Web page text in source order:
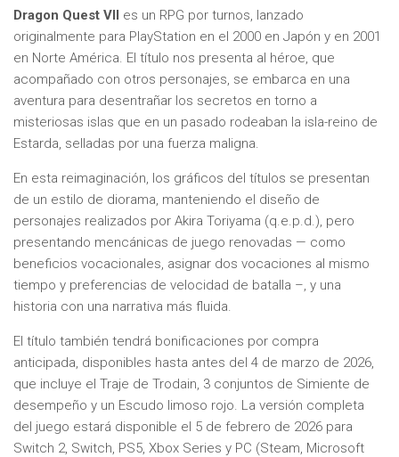
Dragon Quest VII es un RPG por turnos, lanzado
originalmente para PlayStation en el 2000 en Japón y en 2001
en Norte América. El título nos presenta al héroe, que
acompañado con otros personajes, se embarca en una
aventura para desentrañar los secretos en torno a
misteriosas islas que en un pasado rodeaban la isla-reino de
Estarda, selladas por una fuerza maligna.
En esta reimaginación, los gráficos del títulos se presentan
de un estilo de diorama, manteniendo el diseño de
personajes realizados por Akira Toriyama (q.e.p.d.), pero
presentando mencánicas de juego renovadas — como
beneficios vocacionales, asignar dos vocaciones al mismo
tiempo y preferencias de velocidad de batalla –, y una
historia con una narrativa más fluida.
El título también tendrá bonificaciones por compra
anticipada, disponibles hasta antes del 4 de marzo de 2026,
que incluye el Traje de Trodain, 3 conjuntos de Simiente de
desempeño y un Escudo limoso rojo. La versión completa
del juego estará disponible el 5 de febrero de 2026 para
Switch 2, Switch, PS5, Xbox Series y PC (Steam, Microsoft